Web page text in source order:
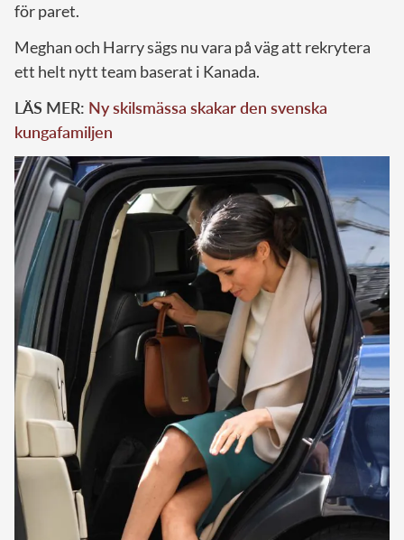
för paret.
Meghan och Harry sägs nu vara på väg att rekrytera
ett helt nytt team baserat i Kanada.
LÄS MER: Ny skilsmässa skakar den svenska
kungafamiljen